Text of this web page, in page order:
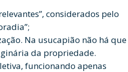
considerados pelo
Na usucapião não há que
da propriedade.
funcionando apenas